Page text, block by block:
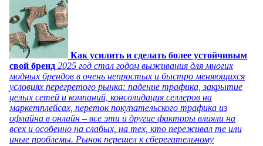
Как усилить и сделать более устойчивым
свой бренд 2025 год стал годом выживания для многих
модных брендов в очень непростых и быстро меняющихся
условиях перегретого рынка: падение трафика, закрытие
целых сетей и компаний, консолидация селлеров на
маркетплейсах, переток покупательского трафика из
офлайна в онлайн – все эти и другие факторы влияли на
всех и особенно на слабых, на тех, кто переживал те или
иные проблемы. Рынок перешел к сберегательному